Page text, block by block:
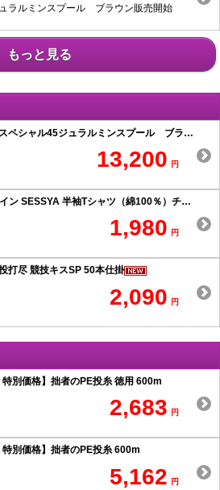
ラルミンスプール ブラウン販売開始
もっと見る
SESSYAキススペシャル45ジュラルミンスプール ブラウン
13,200 円
Newロゴデザイン SESSYA 半袖Tシャツ（綿100％）チャコール
1,980 円
打尽 競技キスSP 50本仕掛
2,090 円
特別価格】拙者のPE投糸 徳用 600m
2,683 円
特別価格】拙者のPE投糸 600m
5,162 円